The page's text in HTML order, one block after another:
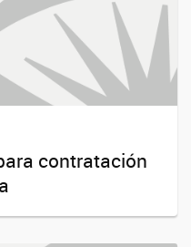
contratación